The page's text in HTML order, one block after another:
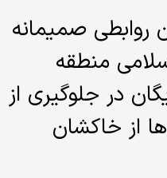
روابطی صمیمانه
منطقه
در جلوگیری از
از خاکشان